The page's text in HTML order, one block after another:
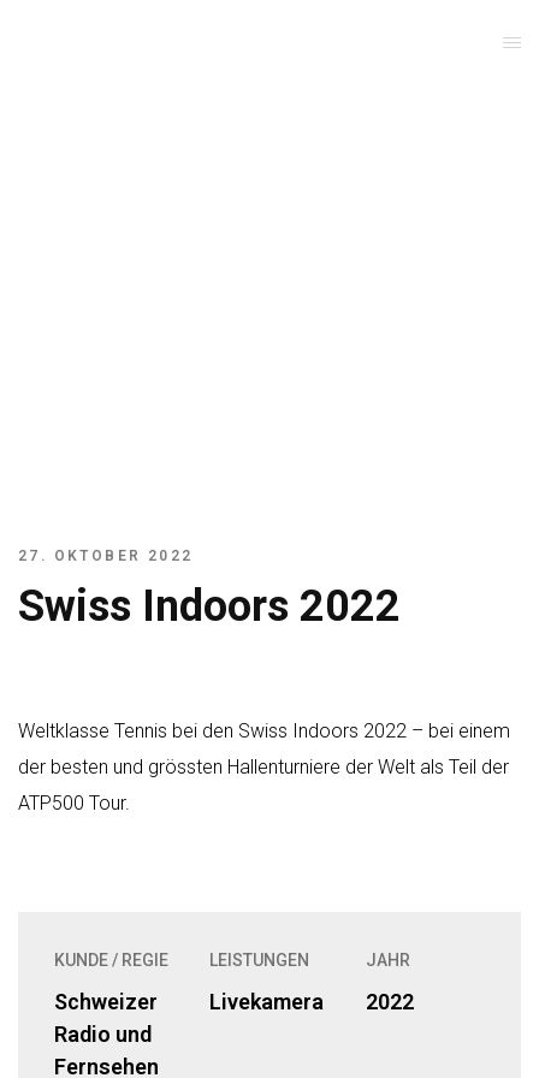
27. OKTOBER 2022
Swiss Indoors 2022
Weltklasse Tennis bei den Swiss Indoors 2022 – bei einem
der besten und grössten Hallenturniere der Welt als Teil der
ATP500 Tour.
KUNDE / REGIE
Schweizer
Radio und
Fernsehen
LEISTUNGEN
Livekamera
JAHR
2022